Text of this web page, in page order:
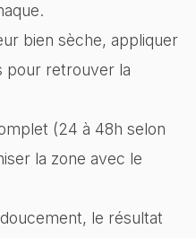
bien sèche, appliquer
pour retrouver la
(24 à 48h selon
la zone avec le
le résultat